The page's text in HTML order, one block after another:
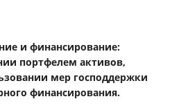
и финансирование:
портфелем активов,
мер господдержки
финансирования.